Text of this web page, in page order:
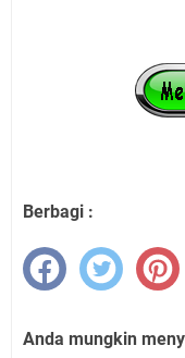
Berbagi :
Anda mungkin